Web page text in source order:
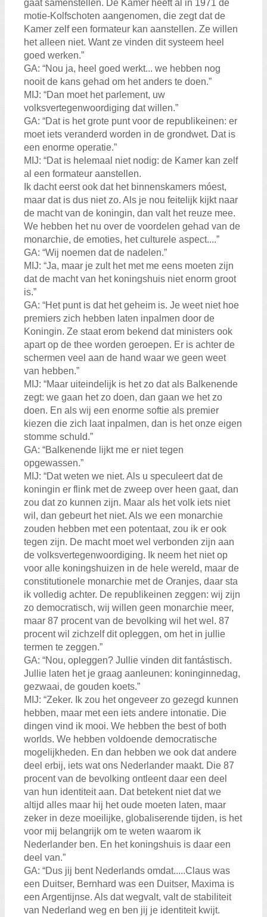
gaat samenstellen. De Kamer heeft al in 1971 de
motie-Kolfschoten aangenomen, die zegt dat de
Kamer zelf een formateur kan aanstellen. Ze willen
het alleen niet. Want ze vinden dit systeem heel
goed werken.”
GA: “Nou ja, heel goed werkt... we hebben nog
nooit de kans gehad om het anders te doen.”
MIJ: “Dan moet het parlement, uw
volksvertegenwoordiging dat willen.”
GA: “Dat is het grote punt voor de republikeinen: er
moet iets veranderd worden in de grondwet. Dat is
een enorme operatie.”
MIJ: “Dat is helemaal niet nodig: de Kamer kan zelf
al een formateur aanstellen.
Ik dacht eerst ook dat het binnenskamers móest,
maar dat is dus niet zo. Als je nou feitelijk kijkt naar
de macht van de koningin, dan valt het reuze mee.
We hebben het nu over de voordelen gehad van de
monarchie, de emoties, het culturele aspect....”
GA: “Wij noemen dat de nadelen.”
MIJ: “Ja, maar je zult het met me eens moeten zijn
dat de macht van het koningshuis niet enorm groot
is.”
GA: “Het punt is dat het geheim is. Je weet niet hoe
premiers zich hebben laten inpalmen door de
Koningin. Ze staat erom bekend dat ministers ook
apart op de thee worden geroepen. Er is achter de
schermen veel aan de hand waar we geen weet
van hebben.”
MIJ: “Maar uiteindelijk is het zo dat als Balkenende
zegt: we gaan het zo doen, dan gaan we het zo
doen. En als wij een enorme softie als premier
kiezen die zich laat inpalmen, dan is het onze eigen
stomme schuld.”
GA: “Balkenende lijkt me er niet tegen
opgewassen.”
MIJ: “Dat weten we niet. Als u speculeert dat de
koningin er flink met de zweep over heen gaat, dan
zou dat zo kunnen zijn. Maar als het volk iets niet
wil, dan gebeurt het niet. Als we een monarchie
zouden hebben met een potentaat, zou ik er ook
tegen zijn. De macht moet wel verbonden zijn aan
de volksvertegenwoordiging. Ik neem het niet op
voor alle koningshuizen in de hele wereld, maar de
constitutionele monarchie met de Oranjes, daar sta
ik volledig achter. De republikeinen zeggen: wij zijn
zo democratisch, wij willen geen monarchie meer,
maar 87 procent van de bevolking wil het wel. 87
procent wil zichzelf dit opleggen, om het in jullie
termen te zeggen.”
GA: “Nou, opleggen? Jullie vinden dit fantástisch.
Jullie laten het je graag aanleunen: koninginnedag,
gezwaai, de gouden koets.”
MIJ: “Zeker. Ik zou het ongeveer zo gezegd kunnen
hebben, maar met een iets andere intonatie. Die
dingen vind ik mooi. We hebben the best of both
worlds. We hebben voldoende democratische
mogelijkheden. En dan hebben we ook dat andere
deel erbij, iets wat ons Nederlander maakt. Die 87
procent van de bevolking ontleent daar een deel
van hun identiteit aan. Dat betekent niet dat we
altijd alles maar hij het oude moeten laten, maar
zeker in deze moeilijke, globaliserende tijden, is het
voor mij belangrijk om te weten waarom ik
Nederlander ben. En het koningshuis is daar een
deel van.”
GA: “Dus jij bent Nederlands omdat.....Claus was
een Duitser, Bernhard was een Duitser, Maxima is
een Argentijnse. Als dat wegvalt, valt de stabiliteit
van Nederland weg en ben jij je identiteit kwijt.